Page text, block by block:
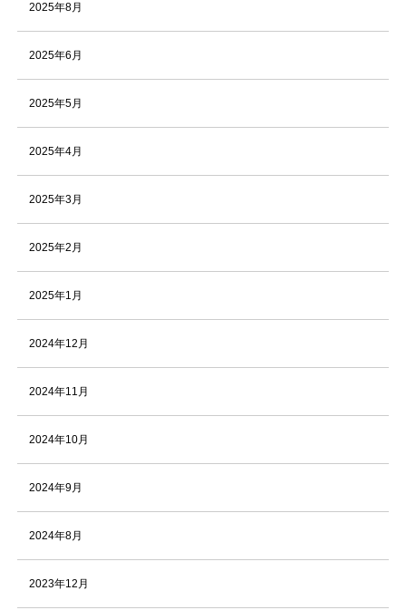
2025年8月
2025年6月
2025年5月
2025年4月
2025年3月
2025年2月
2025年1月
2024年12月
2024年11月
2024年10月
2024年9月
2024年8月
2023年12月